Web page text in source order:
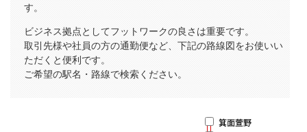
す。
ビジネス拠点としてフットワークの良さは重要です。
取引先様や社員の方の通勤便など、下記の路線図をお使いい
ただくと便利です。
ご希望の駅名・路線で検索ください。